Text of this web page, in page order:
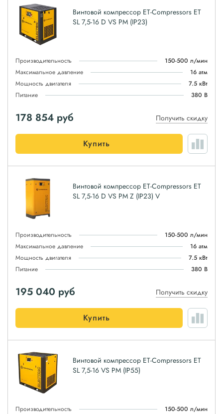
Винтовой компрессор ET-Compressors ET
SL 7,5-16 D VS PM (IP23)
Производительность
150-500 л/мин
Максимальное давление
16 атм
Мощность двигателя
7.5 кВт
Питание
380 В
178 854 руб Получить скидку
Купить
Винтовой компрессор ET-Compressors ET
SL 7,5-16 D VS PM Z (IP23) V
Производительность
150-500 л/мин
Максимальное давление
16 атм
Мощность двигателя
7.5 кВт
Питание
380 В
195 040 руб Получить скидку
Купить
Винтовой компрессор ET-Compressors ET
SL 7,5-16 VS PM (IP55)
Производительность
150-500 л/мин